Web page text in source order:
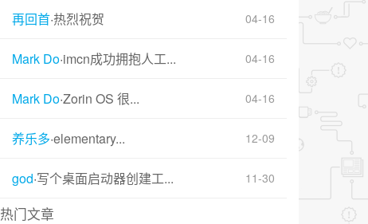
再回首·热烈祝贺 04-16
Mark Do·imcn成功拥抱人工... 04-16
Mark Do·Zorin OS 很... 04-16
养乐多·elementary... 12-09
god·写个桌面启动器创建工... 11-30
热门文章